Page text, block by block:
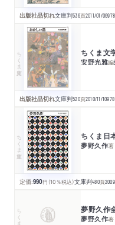
出版社品切れ文庫判536頁2011/01/06
ちくま文庫 ちくま
安野光雅編
出版社品切れ文庫判520頁2010/11/10
ちくま文庫 ちくま日
夢野久作著
定価:990円 （10％税込）文庫判480頁
ちくま文庫 夢野久作
夢野久作著